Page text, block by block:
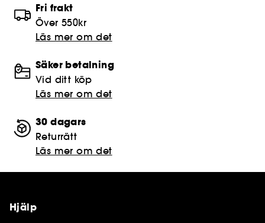
Fri frakt
Över 550kr
Läs mer om det
Säker betalning
Vid ditt köp
Läs mer om det
30 dagars
Returrätt
Läs mer om det
Hjälp